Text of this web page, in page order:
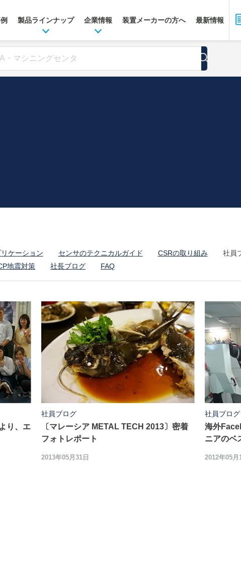
製品ラインナップ 企業情報 装置メーカーの方へ 最新情報
ケーション センサのテクニカルガイド CSRの取り組み 社員
地震対策
社長ブログ FAQ
り、エ
社員ブログ
〔マレーシア METAL TECH 2013〕密着
フォトレポート
2013年05月31日
社員ブログ
海外
ニアのベ
2012年05月